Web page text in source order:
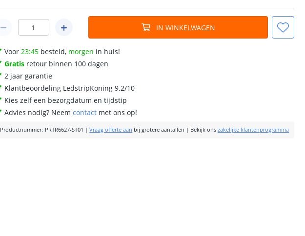
IN WINKELWAGEN
Voor23:45 besteld, morgen in huis!
Gratis retour binnen 100 dagen
2 jaar garantie
Klantbeoordeling LedstripKoning 9.2/10
Kies zelf een bezorgdatum en tijdstip
Advies nodig? Neemcontact met ons op!
Productnummer: PRTR6627-ST01 |Vraag offerte aan bij grotere aantallen | Bekijk ons zakelijke klantenprogramma